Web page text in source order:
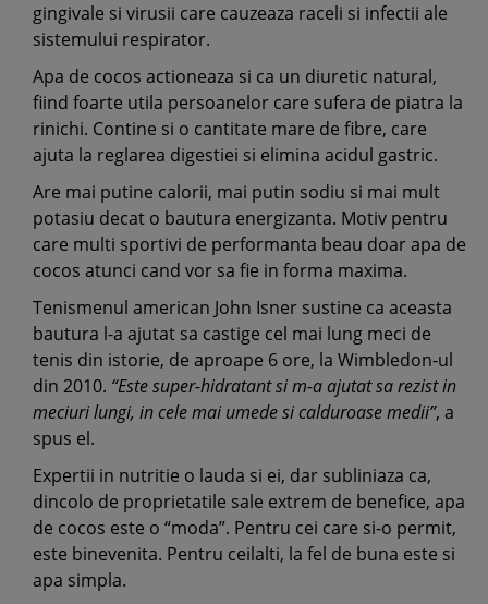
gingivale si virusii care cauzeaza raceli si infectii ale
sistemului respirator.
Apa de cocos actioneaza si ca un diuretic natural,
fiind foarte utila persoanelor care sufera de piatra la
rinichi. Contine si o cantitate mare de fibre, care
ajuta la reglarea digestiei si elimina acidul gastric.
Are mai putine calorii, mai putin sodiu si mai mult
potasiu decat o bautura energizanta. Motiv pentru
care multi sportivi de performanta beau doar apa de
cocos atunci cand vor sa fie in forma maxima.
Tenismenul american John Isner sustine ca aceasta
bautura l-a ajutat sa castige cel mai lung meci de
tenis din istorie, de aproape 6 ore, la Wimbledon-ul
din 2010. “Este super-hidratant si m-a ajutat sa rezist in
meciuri lungi, in cele mai umede si calduroase medii”, a
spus el.
Expertii in nutritie o lauda si ei, dar subliniaza ca,
dincolo de proprietatile sale extrem de benefice, apa
de cocos este o “moda”. Pentru cei care si-o permit,
este binevenita. Pentru ceilalti, la fel de buna este si
apa simpla.